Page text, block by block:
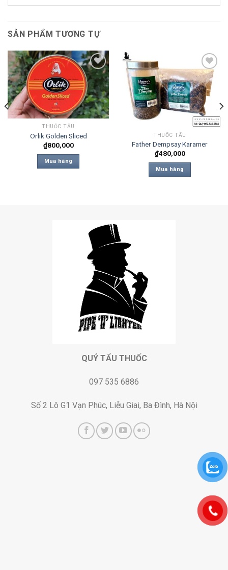
SẢN PHẨM TƯƠNG TỰ
Add to
wishlist
THUỐC TẨU
Orlik Golden Sliced
₫800,000
Mua hàng
Add to
wishlist
THUỐC TẨU
Father Dempsay Karamer
₫480,000
Mua hàng
QUÝ TẨU THUỐC
097 535 6886
Số 2 Lô G1 Vạn Phúc, Liễu Giai, Ba Đình, Hà Nội